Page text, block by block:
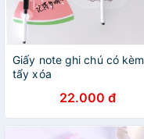
Giấy note ghi chú có kèm
tẩy xóa
22.000 đ